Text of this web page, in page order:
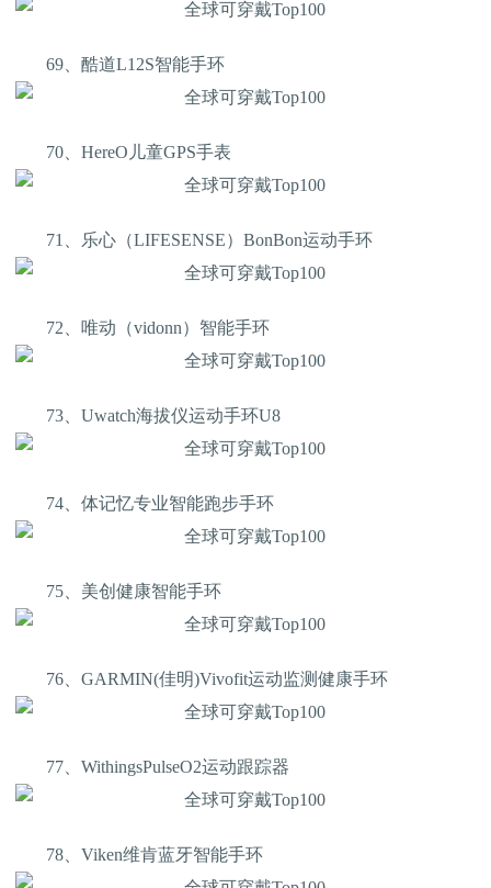
69、酷道L12S智能手环
70、HereO儿童GPS手表
71、乐心（LIFESENSE）BonBon运动手环
72、唯动（vidonn）智能手环
73、Uwatch海拔仪运动手环U8
74、体记忆专业智能跑步手环
75、美创健康智能手环
76、GARMIN(佳明)Vivofit运动监测健康手环
77、WithingsPulseO2运动跟踪器
78、Viken维肯蓝牙智能手环